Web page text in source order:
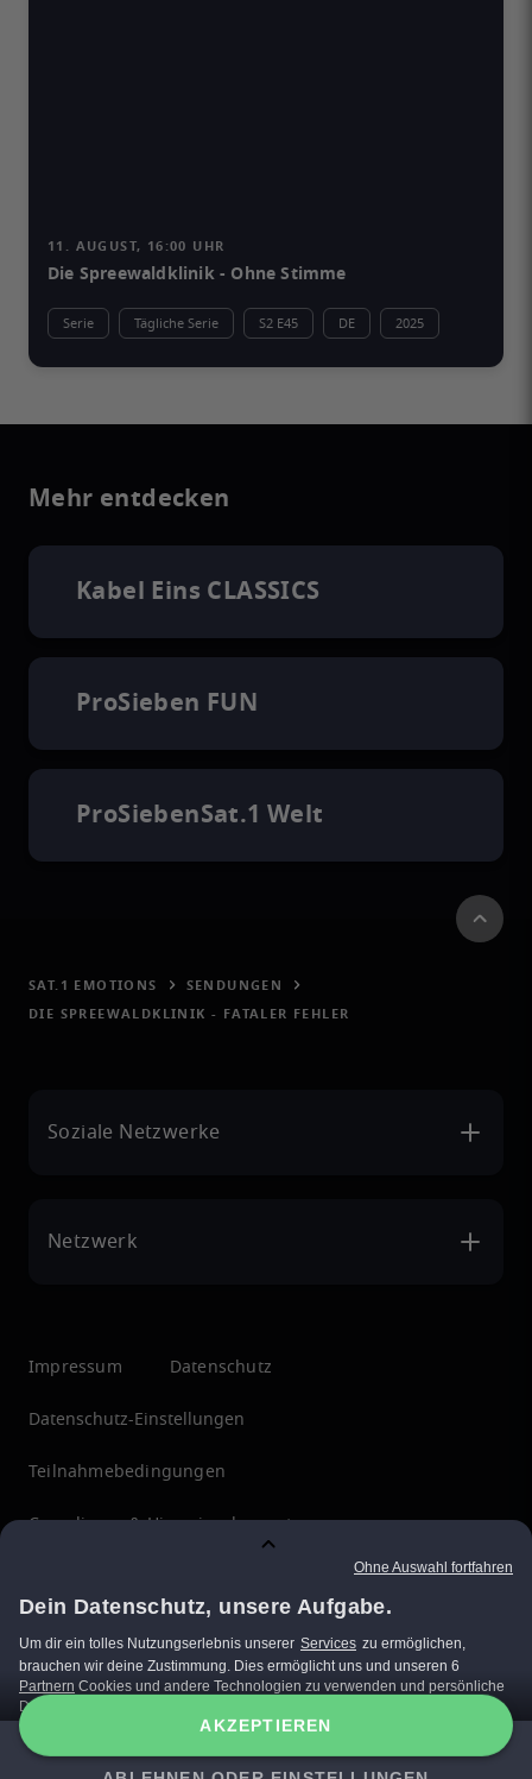
11. AUGUST, 16:00 UHR
Die Spreewaldklinik - Ohne Stimme
Serie Tägliche Serie S2 E45 DE 2025
Mehr entdecken
Kabel Eins CLASSICS
ProSieben FUN
ProSiebenSat.1 Welt
SAT.1 EMOTIONS
SENDUNGEN
DIE SPREEWALDKLINIK - FATALER FEHLER
Soziale Netzwerke
Netzwerk
Impressum Datenschutz
Datenschutz-Einstellungen
Teilnahmebedingungen
Compliance & Hinweisgebersystem
ÜBERZEUGT?